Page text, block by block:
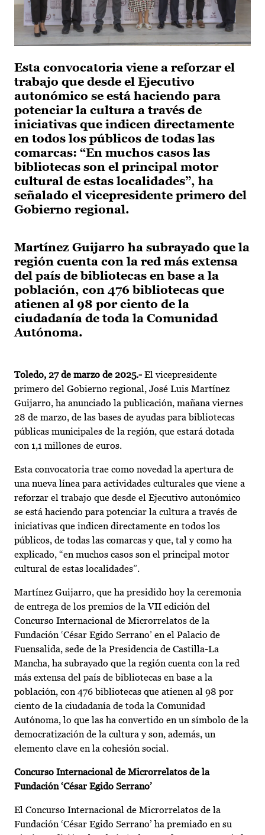
Esta convocatoria viene a reforzar el
trabajo que desde el Ejecutivo
autonómico se está haciendo para
potenciar la cultura a través de
iniciativas que indicen directamente
en todos los públicos de todas las
comarcas: “En muchos casos las
bibliotecas son el principal motor
cultural de estas localidades”, ha
señalado el vicepresidente primero del
Gobierno regional.
Martínez Guijarro ha subrayado que la
región cuenta con la red más extensa
del país de bibliotecas en base a la
población, con 476 bibliotecas que
atienen al 98 por ciento de la
ciudadanía de toda la Comunidad
Autónoma.
Toledo, 27 de marzo de 2025.- El vicepresidente
primero del Gobierno regional, José Luis Martínez
Guijarro, ha anunciado la publicación, mañana viernes
28 de marzo, de las bases de ayudas para bibliotecas
públicas municipales de la región, que estará dotada
con 1,1 millones de euros.
Esta convocatoria trae como novedad la apertura de
una nueva línea para actividades culturales que viene a
reforzar el trabajo que desde el Ejecutivo autonómico
se está haciendo para potenciar la cultura a través de
iniciativas que indicen directamente en todos los
públicos, de todas las comarcas y que, tal y como ha
explicado, “en muchos casos son el principal motor
cultural de estas localidades”.
Martínez Guijarro, que ha presidido hoy la ceremonia
de entrega de los premios de la VII edición del
Concurso Internacional de Microrrelatos de la
Fundación ‘César Egido Serrano’ en el Palacio de
Fuensalida, sede de la Presidencia de Castilla-La
Mancha, ha subrayado que la región cuenta con la red
más extensa del país de bibliotecas en base a la
población, con 476 bibliotecas que atienen al 98 por
ciento de la ciudadanía de toda la Comunidad
Autónoma, lo que las ha convertido en un símbolo de la
democratización de la cultura y son, además, un
elemento clave en la cohesión social.
Concurso Internacional de Microrrelatos de la
Fundación ‘César Egido Serrano’
El Concurso Internacional de Microrrelatos de la
Fundación ‘César Egido Serrano’ ha premiado en su